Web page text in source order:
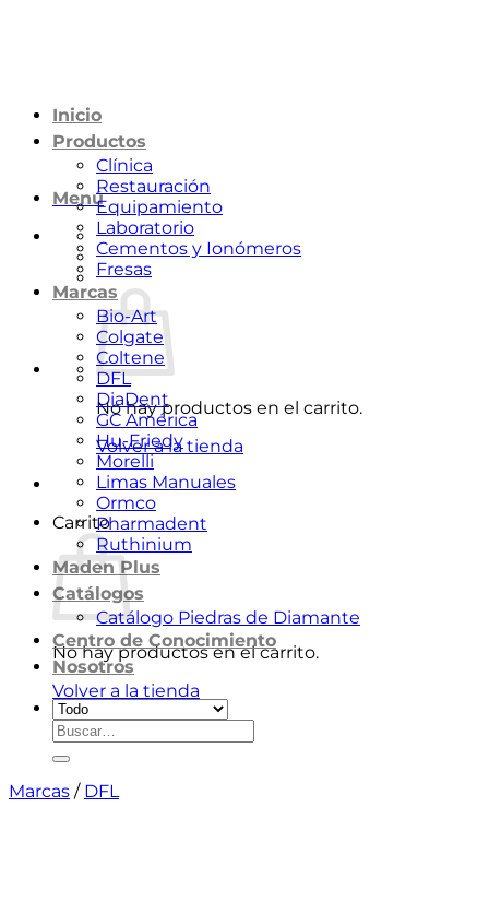
Menú
No hay productos en el carrito.
Volver a la tienda
Carrito
No hay productos en el carrito.
Volver a la tienda
Inicio
Productos
Clínica
Restauración
Equipamiento
Laboratorio
Cementos y Ionómeros
Fresas
Marcas
Bio-Art
Colgate
Coltene
DFL
DiaDent
GC América
Hu-Friedy
Morelli
Limas Manuales
Ormco
Pharmadent
Ruthinium
Maden Plus
Catálogos
Catálogo Piedras de Diamante
Centro de Conocimiento
Nosotros
Buscar
por:
Marcas / DFL